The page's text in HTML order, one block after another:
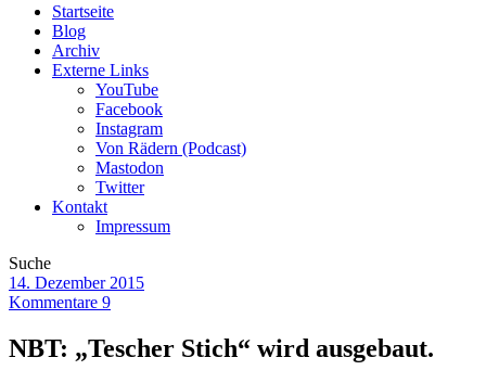
Startseite
Blog
Archiv
Externe Links
YouTube
Facebook
Instagram
Von Rädern (Podcast)
Mastodon
Twitter
Kontakt
Impressum
Suche
14. Dezember 2015
Kommentare 9
NBT: „Tescher Stich“ wird ausgebaut.